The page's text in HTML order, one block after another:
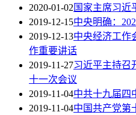
2020-01-02国家主席习近
2019-12-15中央明确：
2019-12-13中央经济工作
作重要讲话
2019-11-27习近平主持召
十一次会议
2019-11-04中共十九届四
2019-11-04中国共产党第